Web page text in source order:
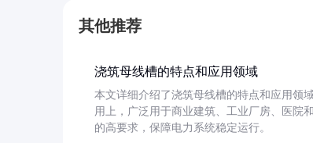
其他推荐
浇筑母线槽的特点和应用领域
本文详细介绍了浇筑母线槽的特点和应用领
用上，广泛用于商业建筑、工业厂房、医院
的高要求，保障电力系统稳定运行。